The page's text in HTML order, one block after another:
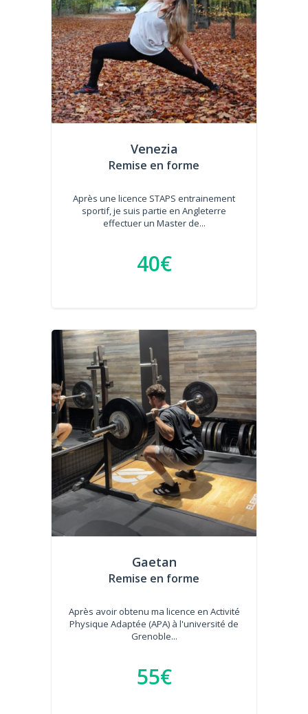
Venezia
Remise en forme
Après une licence STAPS entrainement
sportif, je suis partie en Angleterre
effectuer un Master de...
40€
Gaetan
Remise en forme
Après avoir obtenu ma licence en Activité
Physique Adaptée (APA) à l'université de
Grenoble...
55€